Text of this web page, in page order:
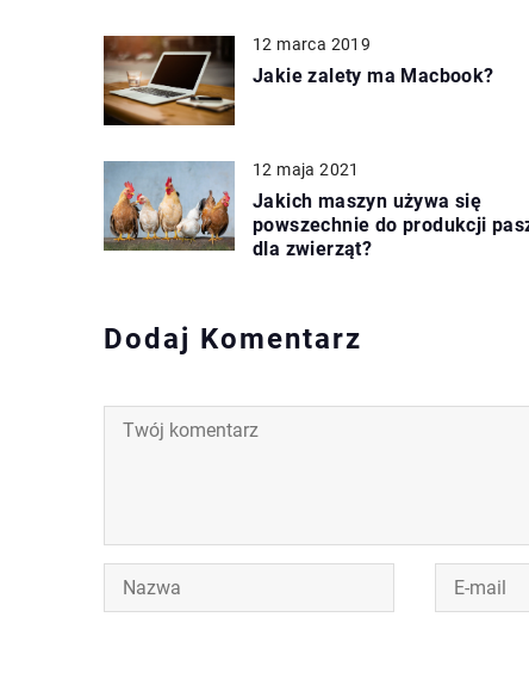
12 marca 2019
Jakie zalety ma Macbook?
12 maja 2021
Jakich maszyn używa się
powszechnie do produkcji
dla zwierząt?
Dodaj Komentarz